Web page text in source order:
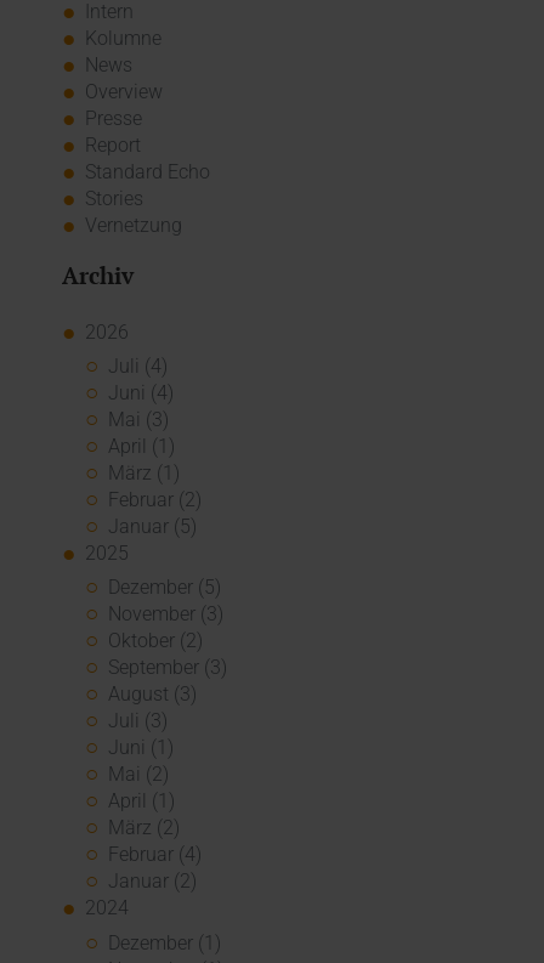
Intern
Kolumne
News
Overview
Presse
Report
Standard Echo
Stories
Vernetzung
Archiv
2026
Juli (4)
Juni (4)
Mai (3)
April (1)
März (1)
Februar (2)
Januar (5)
2025
Dezember (5)
November (3)
Oktober (2)
September (3)
August (3)
Juli (3)
Juni (1)
Mai (2)
April (1)
März (2)
Februar (4)
Januar (2)
2024
Dezember (1)